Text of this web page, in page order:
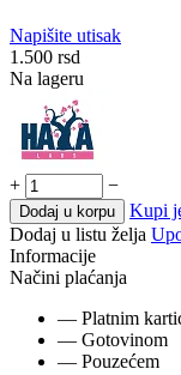
Napišite utisak
1.500 rsd
Na lageru
+ −
Dodaj u korpu
Kupi
Dodaj u listu želja
Informacije
Načini plaćanja
— Platnim
— Gotovinom
— Pouzećem